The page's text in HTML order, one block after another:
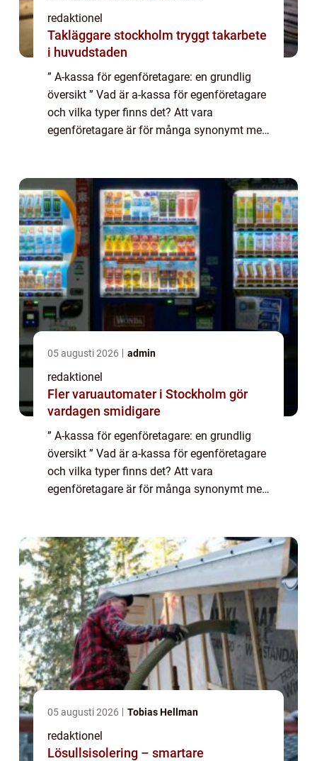
redaktionel
Takläggare stockholm tryggt takarbete
i huvudstaden
” A-kassa för egenföretagare: en grundlig
översikt ” Vad är a-kassa för egenföretagare
och vilka typer finns det? Att vara
egenföretagare är för många synonymt med
05 augusti 2026 admin
redaktionel
Fler varuautomater i Stockholm gör
vardagen smidigare
” A-kassa för egenföretagare: en grundlig
översikt ” Vad är a-kassa för egenföretagare
och vilka typer finns det? Att vara
egenföretagare är för många synonymt med
05 augusti 2026 Tobias Hellman
redaktionel
Lösullsisolering – smartare